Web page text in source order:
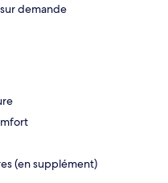
demande
(en supplément)